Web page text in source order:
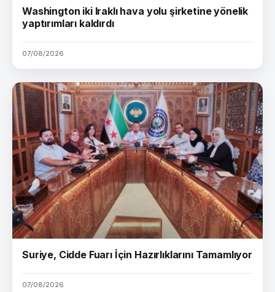
Washington iki Iraklı hava yolu şirketine yönelik
yaptırımları kaldırdı
07/08/2026
Suriye, Cidde Fuarı İçin Hazırlıklarını Tamamlıyor
07/08/2026